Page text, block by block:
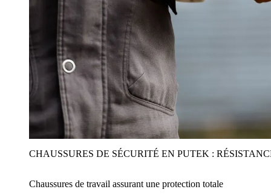
CHAUSSURES DE SÉCURITÉ EN PUTEK :
Chaussures de travail assurant une protection totale